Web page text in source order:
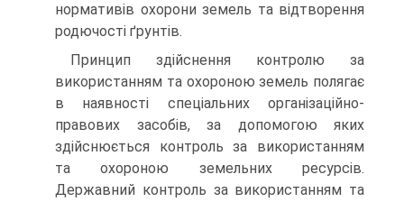
нормативів охорони земель та відтворення
родючості ґрунтів.
Принцип здійснення контролю за
використанням та охороною земель полягає
в наявності спеціальних організаційно-
правових засо­бів, за допомогою яких
здійснюється контроль за використанням
та охороною земельних ресурсів.
Державний контроль за використанням та